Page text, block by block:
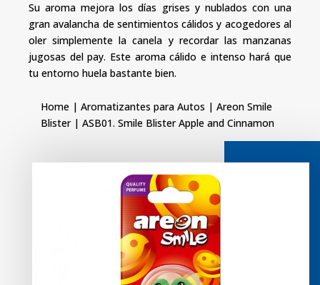
Su aroma mejora los días grises y nublados con una
gran avalancha de sentimientos cálidos y acogedores al
oler simplemente la canela y recordar las manzanas
jugosas del pay. Este aroma cálido e intenso hará que
tu entorno huela bastante bien.
Home | Aromatizantes para Autos | Areon Smile
Blister| ASB01. Smile Blister Apple and Cinnamon